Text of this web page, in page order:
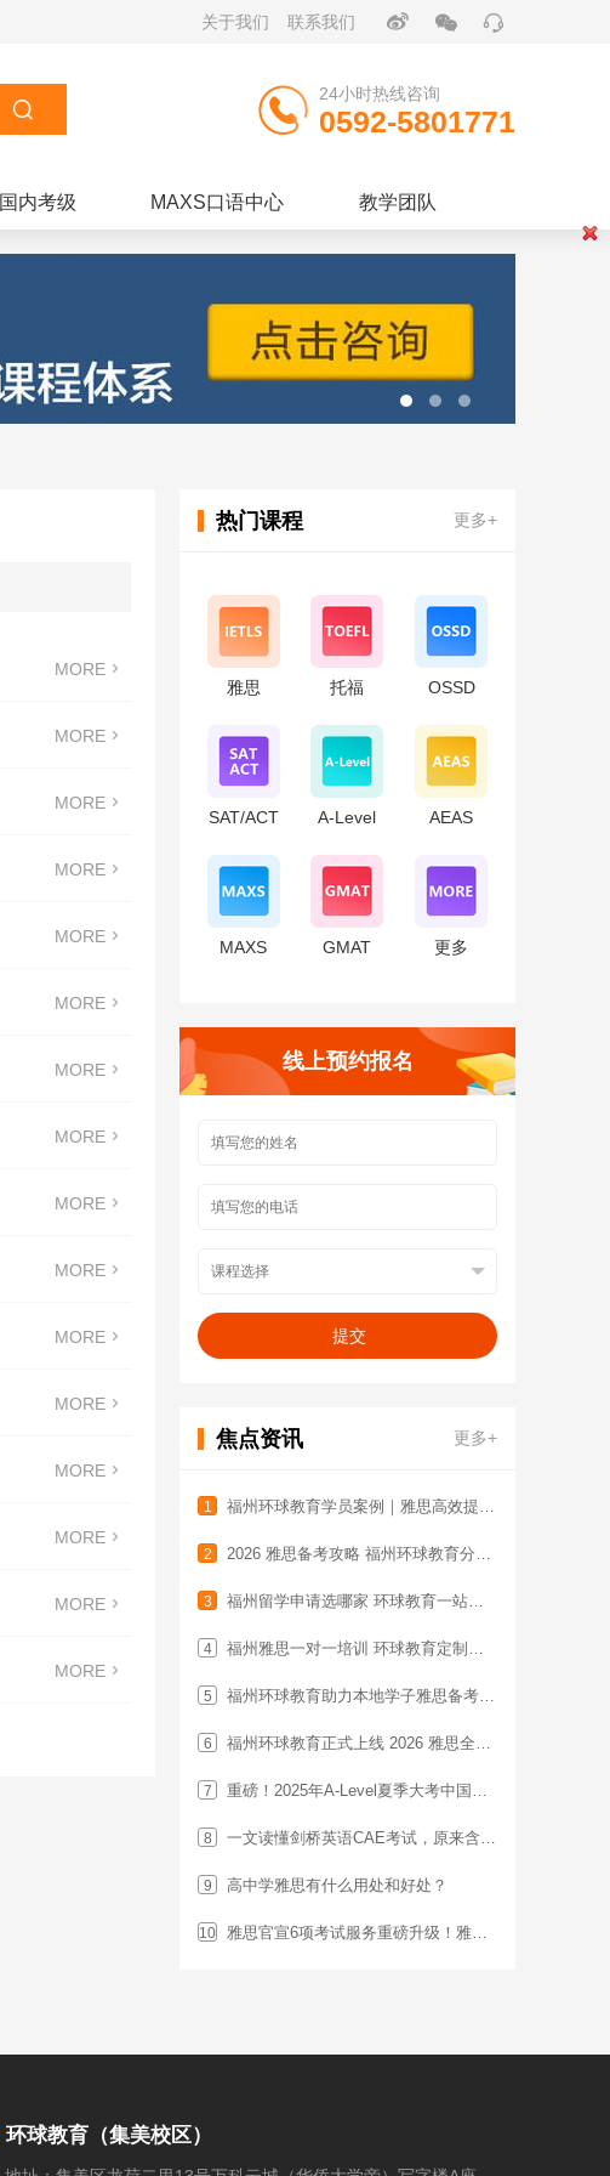
关于我们 联系我们   
24小时热线咨询
0592-5801771
国内考级 MAXS口语中心 教学团队
MORE 
MORE 
MORE 
MORE 
MORE 
MORE 
MORE 
MORE 
MORE 
MORE 
MORE 
MORE 
MORE 
MORE 
MORE 
MORE 
热门课程 更多+
雅思 托福 OSSD
SAT/ACT A-Level AEAS
MAXS GMAT 更多
线上预约报名
提交
焦点资讯 更多+
1 福州环球教育学员案例｜雅思高效提分，圆梦理想院校
2 2026 雅思备考攻略 福州环球教育分享实用技巧
3 福州留学申请选哪家 环球教育一站式服务更省心
4 福州雅思一对一培训 环球教育定制化学习方案
5 福州环球教育助力本地学子雅思备考与留学申请
6 福州环球教育正式上线 2026 雅思全新课程体系
7 重磅！2025年A-Level夏季大考中国区将采用独立命题！难度分析
8 一文读懂剑桥英语CAE考试，原来含金量这么高！
9 高中学雅思有什么用处和好处？
10 雅思官宣6项考试服务重磅升级！雅思机考最快1天出分！
环球教育（集美校区）